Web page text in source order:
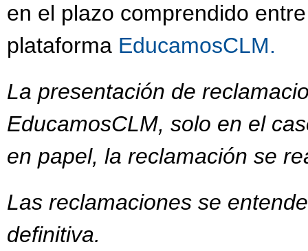
en el plazo comprendido
plataforma EducamosCLM.
La presentación de
EducamosCLM, solo en el
en papel, la reclamación se
Las reclamaciones se
definitiva.